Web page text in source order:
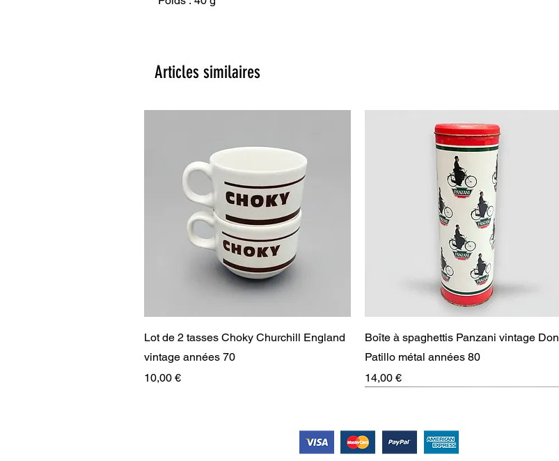
Articles similaires
Aperçu rapide
Lot de 2 tasses Choky Churchill England
vintage années 70
Prix
10,00 €
Aperçu rapide
Boîte à spaghettis Panzani vintage Don
Patillo métal années 80
Prix
14,00 €